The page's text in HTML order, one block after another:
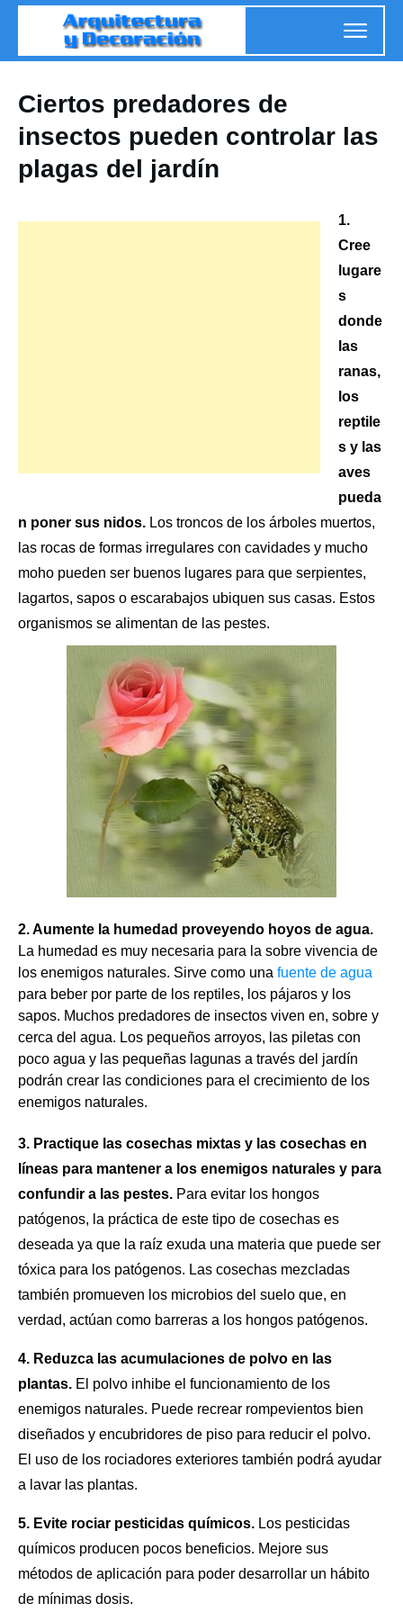
Ciertos predadores de
insectos pueden controlar las
plagas del jardín
1.
Cree
lugare
s
donde
las
ranas,
los
reptile
s y las
aves
pueda
n poner sus nidos. Los troncos de los árboles muertos,
las rocas de formas irregulares con cavidades y mucho
moho pueden ser buenos lugares para que serpientes,
lagartos, sapos o escarabajos ubiquen sus casas. Estos
organismos se alimentan de las pestes.
2. Aumente la humedad proveyendo hoyos de agua.
La humedad es muy necesaria para la sobre vivencia de
los enemigos naturales. Sirve como una fuente de agua
para beber por parte de los reptiles, los pájaros y los
sapos. Muchos predadores de insectos viven en, sobre y
cerca del agua. Los pequeños arroyos, las piletas con
poco agua y las pequeñas lagunas a través del jardín
podrán crear las condiciones para el crecimiento de los
enemigos naturales.
3. Practique las cosechas mixtas y las cosechas en
líneas para mantener a los enemigos naturales y para
confundir a las pestes. Para evitar los hongos
patógenos, la práctica de este tipo de cosechas es
deseada ya que la raíz exuda una materia que puede ser
tóxica para los patógenos. Las cosechas mezcladas
también promueven los microbios del suelo que, en
verdad, actúan como barreras a los hongos patógenos.
4. Reduzca las acumulaciones de polvo en las
plantas. El polvo inhibe el funcionamiento de los
enemigos naturales. Puede recrear rompevientos bien
diseñados y encubridores de piso para reducir el polvo.
El uso de los rociadores exteriores también podrá ayudar
a lavar las plantas.
5. Evite rociar pesticidas químicos. Los pesticidas
químicos producen pocos beneficios. Mejore sus
métodos de aplicación para poder desarrollar un hábito
de mínimas dosis.